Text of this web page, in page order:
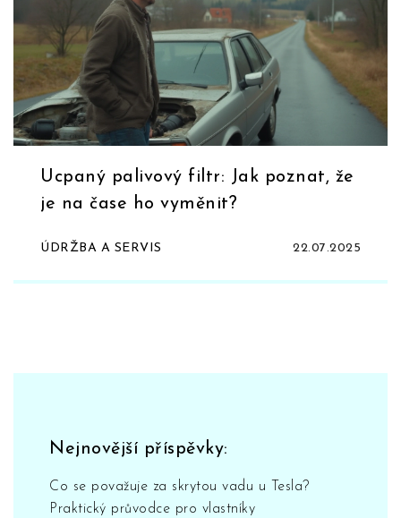
Ucpaný palivový filtr: Jak poznat, že
je na čase ho vyměnit?
ÚDRŽBA A SERVIS 22.07.2025
Nejnovější příspěvky:
Co se považuje za skrytou vadu u Tesla?
Praktický průvodce pro vlastníky